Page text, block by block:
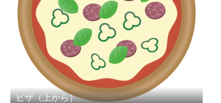
ピザ（上から）